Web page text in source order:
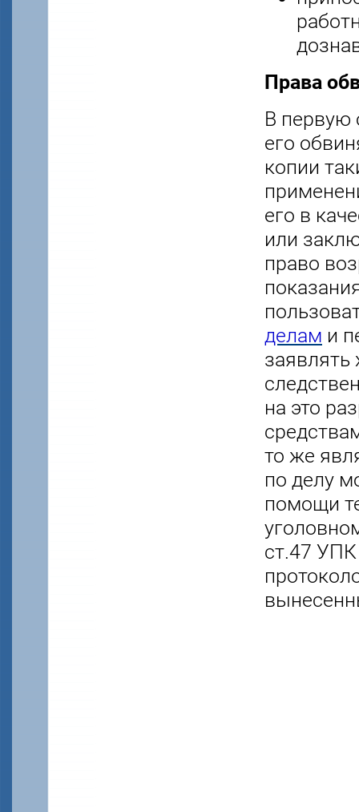
Права
В первую
его
копии
его в
или
право
делам и
заявлять
на это
то же
по делу
помощи
ст.47